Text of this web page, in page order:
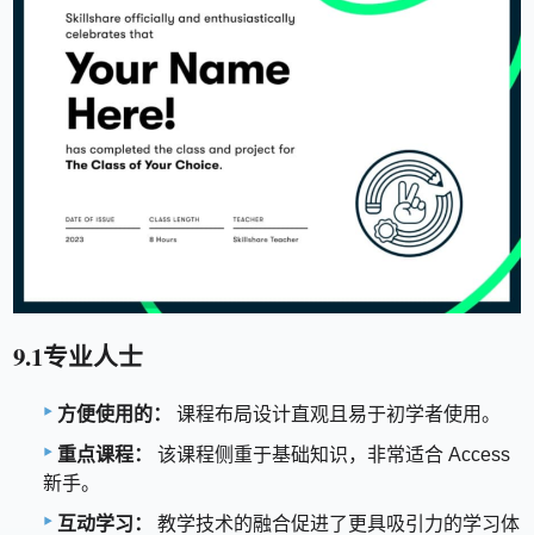
9.1专业人士
方便使用的：
课程布局设计直观且易于初学者使用。
重点课程：
该课程侧重于基础知识，非常适合 Access
新手。
互动学习：
教学技术的融合促进了更具吸引力的学习体